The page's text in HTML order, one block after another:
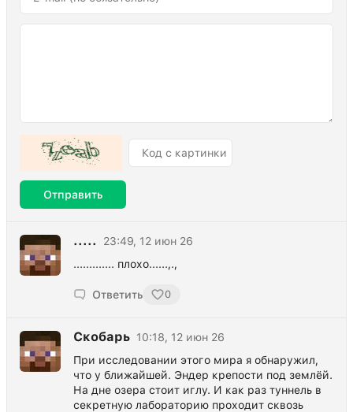
Отправить
.....
23:49, 12 июн 26
............. плохо......,.,
Ответить 0
Скобарь 10:18, 12 июн 26
При исследовании этого мира я обнаружил,
что у ближайшей. Эндер крепости под землёй.
На дне озера стоит иглу. И как раз туннель в
секретную лабораторию проходит сквозь